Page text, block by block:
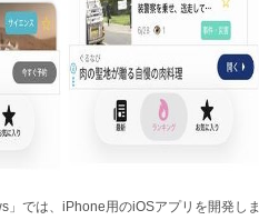
」では、iPhone用のiOSアプリを開発しま